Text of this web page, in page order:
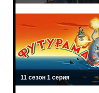
11 сезон 1 серия